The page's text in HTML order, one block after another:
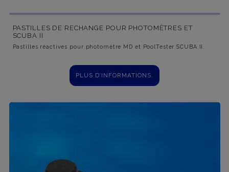
PASTILLES DE RECHANGE POUR PHOTOMÈTRES ET
SCUBA II
Pastilles réactives pour photomètre MD et PoolTester SCUBA II.
PLUS D’INFORMATIONS.